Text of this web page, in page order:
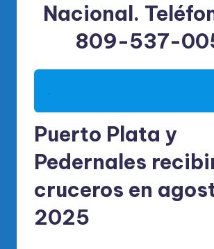
Nacional.
809-537-
.
Puerto Plata y
Pedernales
cruceros en
2025